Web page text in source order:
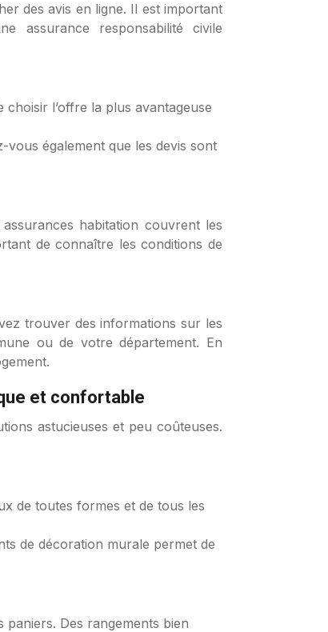
des avis en ligne. Il est important
assurance responsabilité civile
l’offre la plus avantageuse
vous également que les devis sont
habitation couvrent les
de connaître les conditions de
trouver des informations sur les
ou de votre département. En
et confortable
astucieuses et peu coûteuses.
de toutes formes et de tous les
de décoration murale permet de
paniers. Des rangements bien